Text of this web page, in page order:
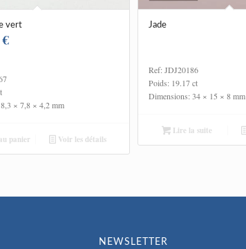
vert
€
× 7,8 × 4,2 mm
panier Voir les détails
Jade
Ref: JDJ20186
Poids: 19.17 ct
Dimensions: 34 × 15 × 8 mm
Lire la suite
NEWSLETTER